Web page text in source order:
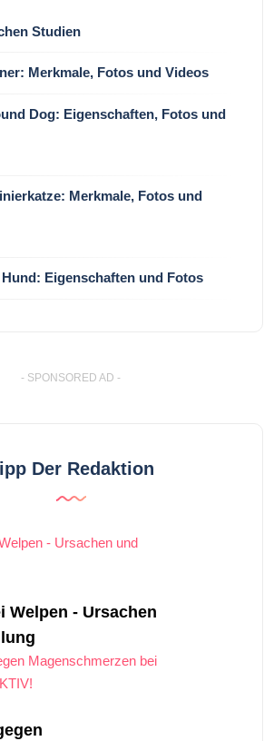
Studien
Merkmale, Fotos und Videos
Dog: Eigenschaften, Fotos und
Merkmale, Fotos und
Eigenschaften und Fotos
- SPONSORED AD -
Der Redaktion
Welpen - Ursachen